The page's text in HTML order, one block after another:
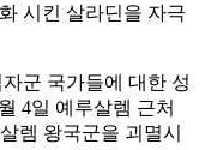
시킨 살라딘을 자극
군 국가들에 대한 성
4일 예루살렘 근처
렘 왕국군을 괴멸시